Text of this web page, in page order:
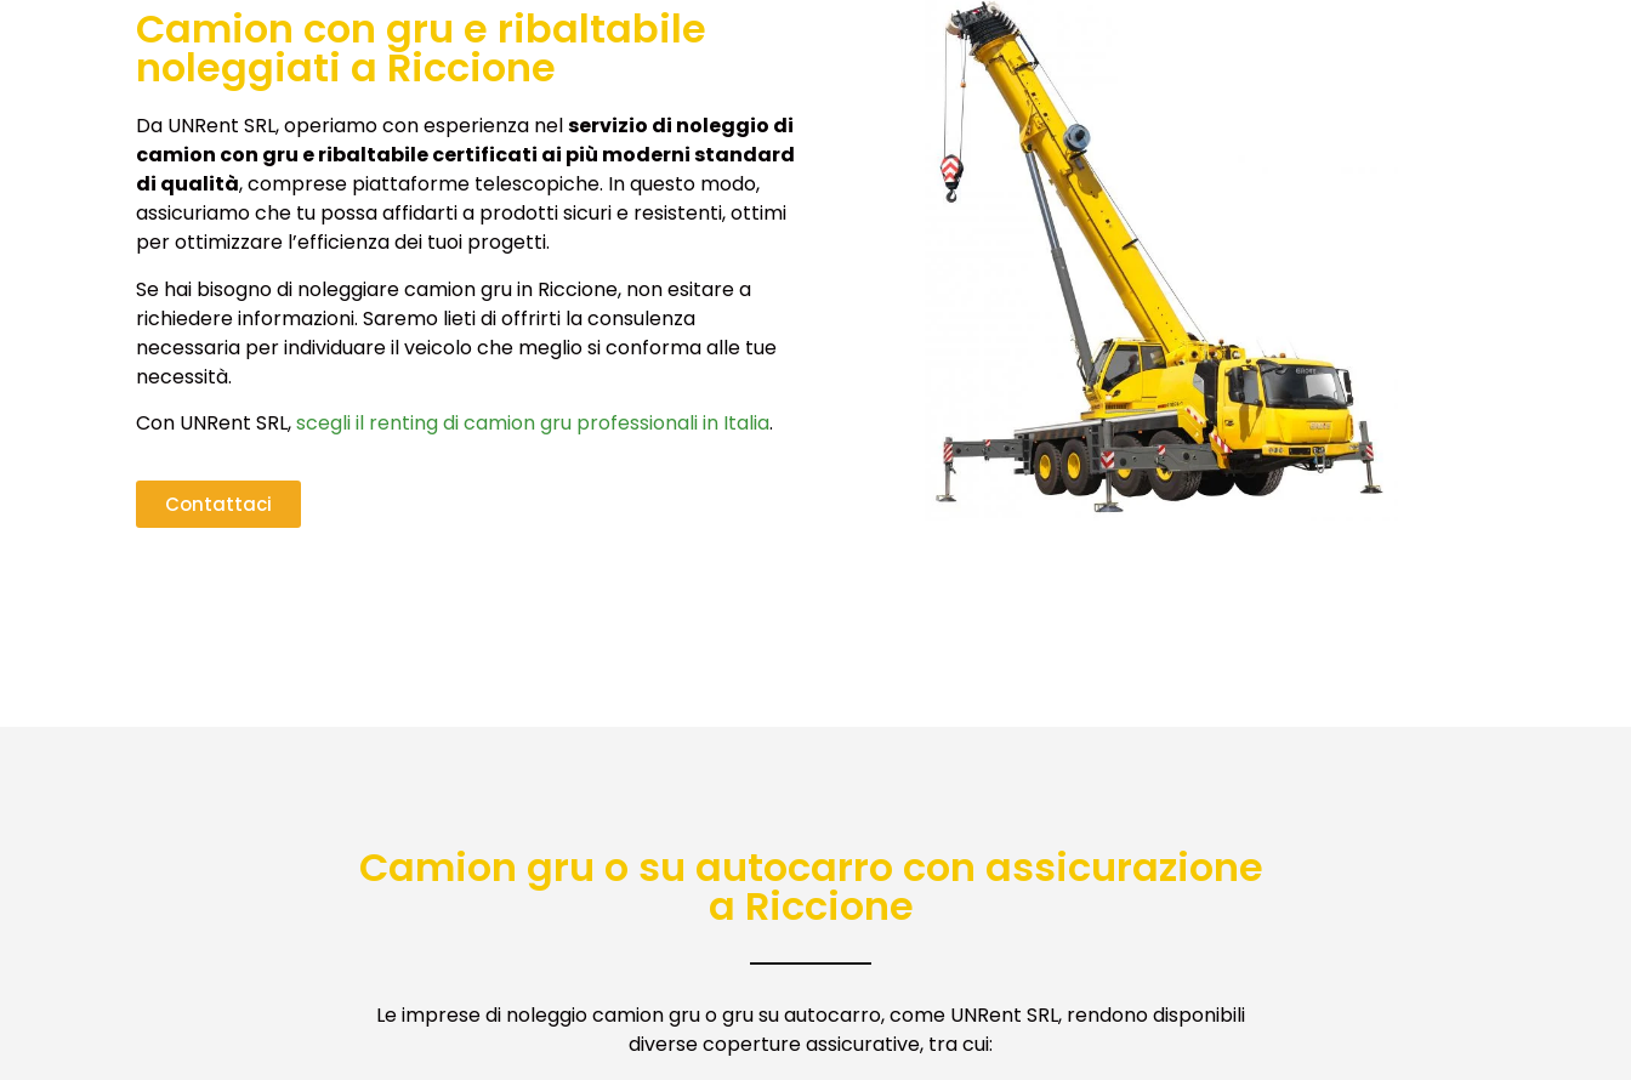
Camion con gru e ribaltabile
noleggiati a Riccione
Da UNRent SRL, operiamo con esperienza nelservizio di noleggio di
camion con gru e ribaltabile certificati ai più moderni standard
di qualità, comprese piattaforme telescopiche. In questo modo,
assicuriamo che tu possa affidarti a prodotti sicuri e resistenti, ottimi
per ottimizzare l’efficienza dei tuoi progetti.
Se hai bisogno di noleggiare camion gru in Riccione, non esitare a
richiedere informazioni. Saremo lieti di offrirti la consulenza
necessaria per individuare il veicolo che meglio si conforma alle tue
necessità.
Con UNRent SRL,scegli il renting di camion gru professionali in Italia.
Contattaci
Camion gru o su autocarro con assicurazione
a Riccione
Le imprese di noleggio camion gru o gru su autocarro, come UNRent SRL, rendono disponibili
diverse coperture assicurative, tra cui: